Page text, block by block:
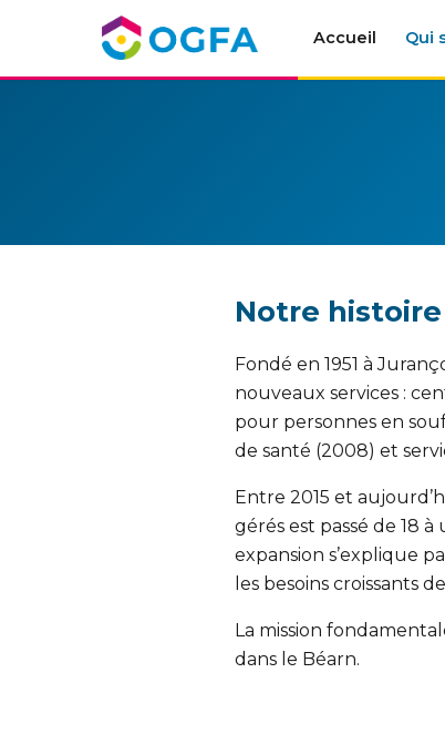
Accueil Qui
Notre histoire
Fondé en 1951 à
nouveaux services :
pour personnes en
de santé (2008) et
Entre 2015 et
gérés est passé de 18
expansion s’explique
les besoins croissants
La mission
dans le Béarn.